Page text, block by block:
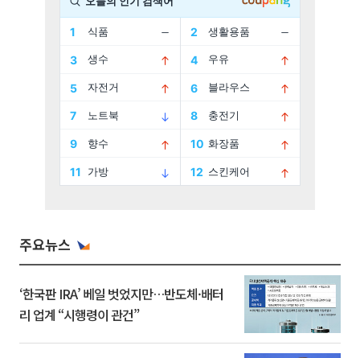
주요뉴스
‘한국판 IRA’ 베일 벗었지만…반도체·배터
리 업계 “시행령이 관건”